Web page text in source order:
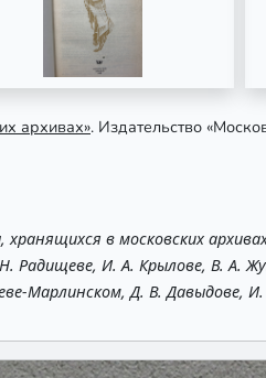
архивах». Издательство
в московских
И. А. Крылове, В. А.
Марлинском, Д. В. Давыдове,